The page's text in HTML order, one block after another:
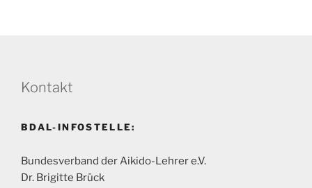
Kontakt
BDAL-INFOSTELLE:
Bundesverband der Aikido-Lehrer e.V.
Dr. Brigitte Brück